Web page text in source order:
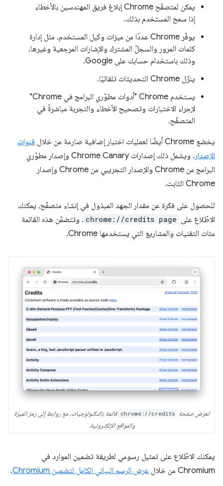
يمكن لمتصفّح Chrome إبلاغ فريق المهندسين بالأخطاء
إذا سمح المستخدم بذلك.
يوفّر Chrome عددًا من ميزات وكيل المستخدم، مثل إدارة
كلمات المرور والسجلّ المشترك والإشارات المرجعية وغيرها،
وذلك باستخدام حسابك على Google.
ينزّل Chrome التحديثات تلقائيًا.
يستخدم Chrome "أدوات مطوّري البرامج في Chrome"
لإجراء الاختبارات وتصحيح الأخطاء والتجربة مباشرةً في
المتصفّح.
يخضع Chrome أيضًا لعمليات اختبار إضافية صارمة من خلال
قنوات
الإصدار
. ويشمل ذلك إصدارات Chrome Canary وإصدار مطوّري
البرامج من Chrome والإصدار التجريبي من Chrome وإصدار
Chrome الثابت.
للحصول على فكرة عن مقدار الجهد المبذول في إنشاء متصفّح، يمكنك
الاطّلاع على chrome://credits page . وتتضمّن هذه القائمة
مئات التقنيات والمشاريع التي يستخدمها Chrome.
تعرض صفحة chrome://credits قائمة بالتكنولوجيات، مع روابط إلى رمز الميزة
والمواقع الإلكترونية.
يمكنك الاطّلاع على تمثيل رسومي لطريقة تضمين الموارد في
Chromium من خلال
عرض الرسم البياني الكامل لتضمين Chromium .